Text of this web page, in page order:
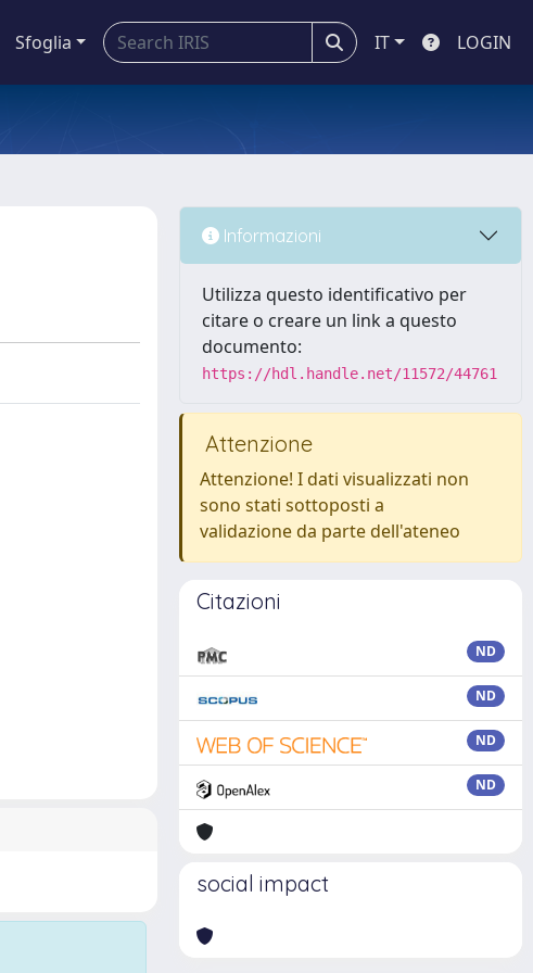
Sfoglia IT LOGIN
Informazioni
Utilizza questo identificativo per
citare o creare un link a questo
documento:
https://hdl.handle.net/11572/44761
Attenzione
Attenzione! I dati visualizzati non
sono stati sottoposti a
validazione da parte dell'ateneo
Citazioni
ND
ND
ND
ND
social impact